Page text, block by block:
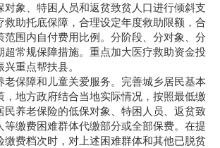
对象、特困人员和返贫致贫人口进行倾斜支
救助托底保障，合理设定年度救助限额，合
范围内自付费用比例。分阶段、分对象、分
超常规保障措施。重点加大医疗救助资金投
重点帮扶县。
保障和儿童关爱服务。完善城乡居民基本
，地方政府结合当地实际情况，按照最低缴
民养老保险的低保对象、特困人员、返贫致
等缴费困难群体代缴部分或全部保费。在提
缴费档次时，对上述困难群体和其他已脱贫